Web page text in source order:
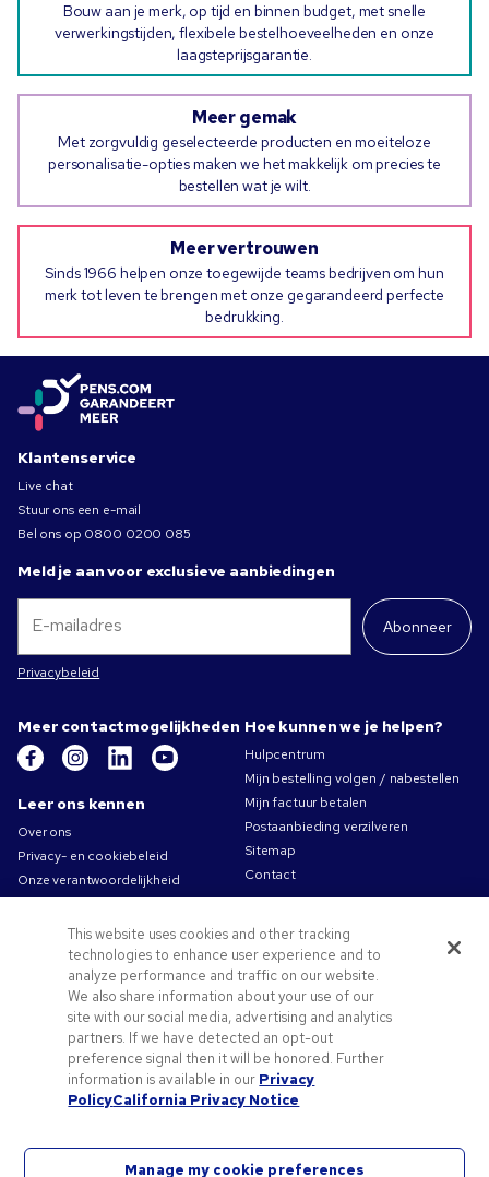
Bouw aan je merk, op tijd en binnen budget, met snelle
verwerkingstijden, flexibele bestelhoeveelheden en onze
laagsteprijsgarantie.
Meer gemak
Met zorgvuldig geselecteerde producten en moeiteloze
personalisatie-opties maken we het makkelijk om precies te
bestellen wat je wilt.
Meer vertrouwen
Sinds 1966 helpen onze toegewijde teams bedrijven om hun
merk tot leven te brengen met onze gegarandeerd perfecte
bedrukking.
Klantenservice
Live chat
Stuur ons een e-mail
Bel ons op 0800 0200 085
Meld je aan voor exclusieve aanbiedingen
Abonneer
Privacybeleid
Meer contactmogelijkheden
Leer ons kennen
Over ons
Privacy- en cookiebeleid
Onze verantwoordelijkheid
Algemene verkoopsvoorwaarden
Carrières bij Pens.com
Aanbiedingen &
hulpmiddelen
Relatiegeschenken
Promocodes & coupons
Tips voor het aanleveren van uw logo
Hoe kunnen we je helpen?
Hulpcentrum
Mijn bestelling volgen / nabestellen
Mijn factuur betalen
Postaanbieding verzilveren
Sitemap
Contact
This website uses cookies and other tracking
technologies to enhance user experience and to
analyze performance and traffic on our website.
We also share information about your use of our
site with our social media, advertising and analytics
partners. If we have detected an opt-out
preference signal then it will be honored. Further
information is available in our Privacy
PolicyCalifornia Privacy Notice
Manage my cookie preferences